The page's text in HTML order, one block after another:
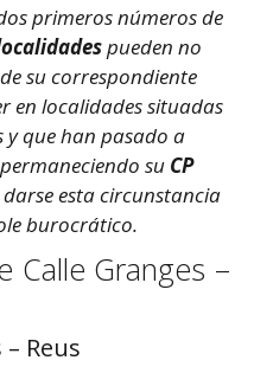
primeros números de
pueden no
su correspondiente
en localidades situadas
y que han pasado a
su CP
esta circunstancia
burocrático.
Calle Granges –
Reus